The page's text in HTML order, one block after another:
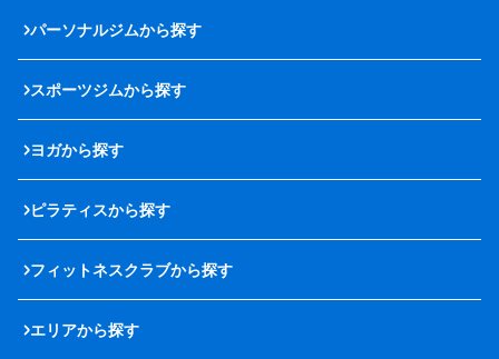
パーソナルジムから探す
スポーツジムから探す
ヨガから探す
ピラティスから探す
フィットネスクラブから探す
エリアから探す